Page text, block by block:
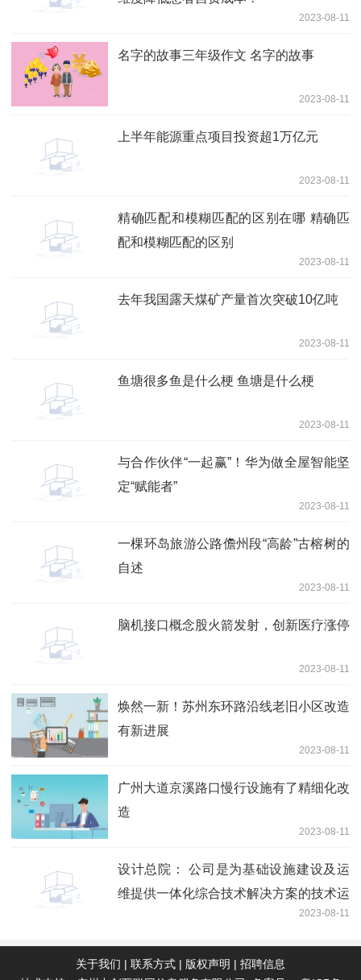
2023-08-11
名字的故事三年级作文 名字的故事
2023-08-11
上半年能源重点项目投资超1万亿元
2023-08-11
精确匹配和模糊匹配的区别在哪 精确匹
配和模糊匹配的区别
2023-08-11
去年我国露天煤矿产量首次突破10亿吨
2023-08-11
鱼塘很多鱼是什么梗 鱼塘是什么梗
2023-08-11
与合作伙伴“一起赢”！华为做全屋智能坚
定“赋能者”
2023-08-11
一棵环岛旅游公路儋州段“高龄”古榕树的
自述
2023-08-11
脑机接口概念股火箭发射，创新医疗涨停
2023-08-11
焕然一新！苏州东环路沿线老旧小区改造
有新进展
2023-08-11
广州大道京溪路口慢行设施有了精细化改
造
2023-08-11
设计总院： 公司是为基础设施建设及运
维提供一体化综合技术解决方案的技术运
2023-08-11
关于我们 | 联系方式 | 版权声明 | 招聘信息